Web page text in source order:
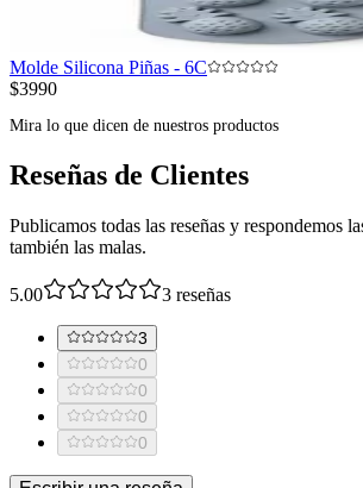
Molde Silicona Piñas - 6C
$3990
Mira lo que dicen de nuestros productos
Reseñas de Clientes
Publicamos todas las reseñas y respondemos
también las malas.
5.00 3 reseñas
3
0
0
0
0